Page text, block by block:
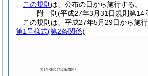
この規則 は、公布の日から施行する。
附 則(平成27年3月31日規則第14
この規則は、平成27年5月29日から施行
第1号様式(第2条関係)